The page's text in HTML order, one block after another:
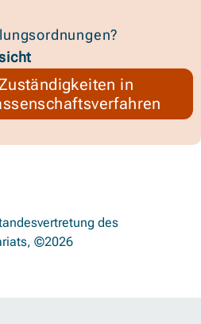
in
des
©2026